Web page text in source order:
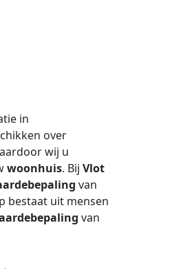
in
over
wij u
woonhuis. Bij Vlot
van
bestaat uit mensen
van